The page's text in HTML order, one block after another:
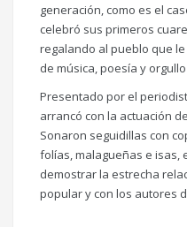
generación, como es el
celebró sus primeros
regalando al pueblo que
de música, poesía y
Presentado por el
arrancó con la actuación
Sonaron seguidillas con
folías, malagueñas e isas,
demostrar la estrecha
popular y con los autores